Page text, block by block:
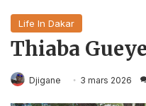
Life In Dakar
Thiaba
Djigane 3 mars 2026